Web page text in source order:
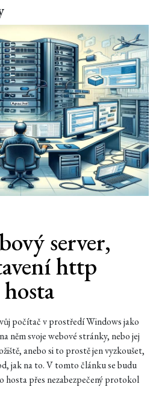
server,
http
počítač v prostředí Windows jako
něm svoje webové stránky, nebo jej
anebo si to prostě jen vyzkoušet,
jak na to. V tomto článku se budu
hosta přes nezabezpečený protokol